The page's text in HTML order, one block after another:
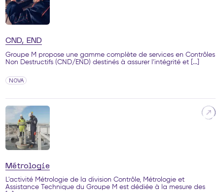
CND, END
Groupe M propose une gamme complète de services en Contrôles
Non Destructifs (CND/END) destinés à assurer l’intégrité et [...]
NOVA
Métrologie
L'activité Métrologie de la division Contrôle, Métrologie et
Assistance Technique du Groupe M est dédiée à la mesure des